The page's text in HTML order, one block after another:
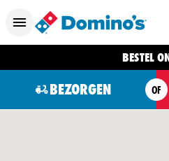
BESTEL
BEZORGEN OF